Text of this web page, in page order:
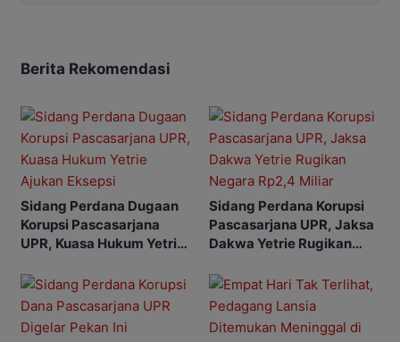
Berita Rekomendasi
Sidang Perdana Dugaan
Korupsi Pascasarjana
UPR, Kuasa Hukum Yetrie
Sidang Perdana Korupsi
Pascasarjana UPR, Jaksa
Dakwa Yetrie Rugikan